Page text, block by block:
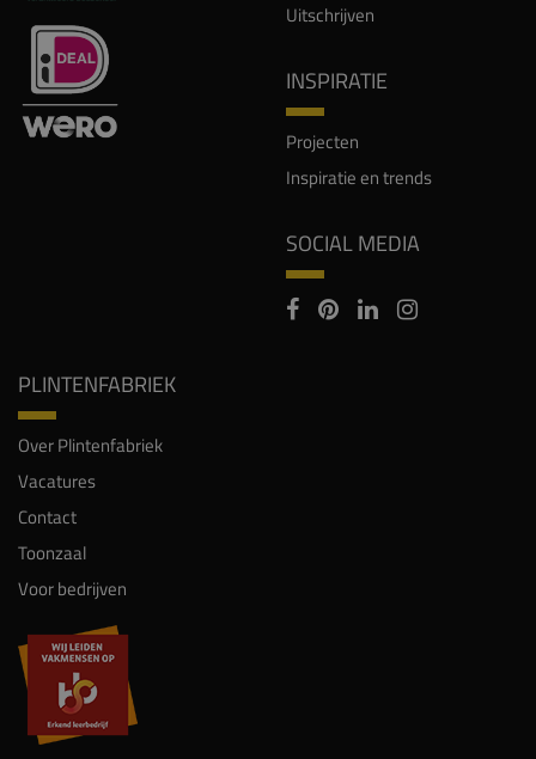
Uitschrijven
INSPIRATIE
Projecten
Inspiratie en trends
SOCIAL MEDIA
PLINTENFABRIEK
Over Plintenfabriek
Vacatures
Contact
Toonzaal
Voor bedrijven